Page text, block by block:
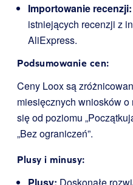
Importowanie recenzji:
istniejących recenzji z
AliExpress.
Podsumowanie cen:
Ceny Loox są
miesięcznych wniosków
się od poziomu
„Bez ograniczeń”.
Plusy i minusy:
Plusy: Doskonałe